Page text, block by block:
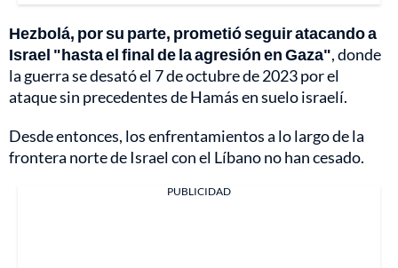
Hezbolá, por su parte, prometió seguir atacando a
Israel "hasta el final de la agresión en Gaza", donde
la guerra se desató el 7 de octubre de 2023 por el
ataque sin precedentes de Hamás en suelo israelí.
Desde entonces, los enfrentamientos a lo largo de la
frontera norte de Israel con el Líbano no han cesado.
PUBLICIDAD